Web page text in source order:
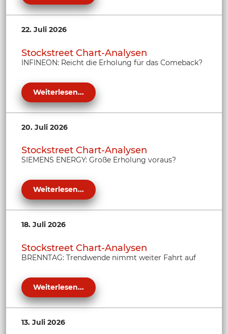
22. Juli 2026
Stockstreet Chart-Analysen
INFINEON: Reicht die Erholung für das Comeback?
Weiterlesen...
20. Juli 2026
Stockstreet Chart-Analysen
SIEMENS ENERGY: Große Erholung voraus?
Weiterlesen...
18. Juli 2026
Stockstreet Chart-Analysen
BRENNTAG: Trendwende nimmt weiter Fahrt auf
Weiterlesen...
13. Juli 2026